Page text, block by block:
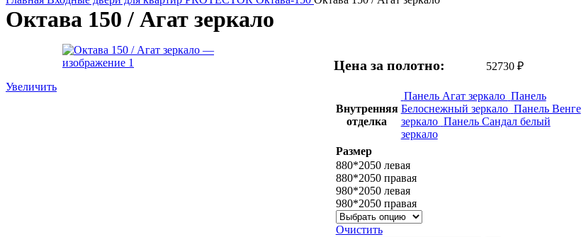
Октава 150 / Агат зеркало
Увеличить
Цена за полотно: 52730 ₽
Внутренняя
отделка
Панель Агат зеркало Панель
Белоснежный зеркало Панель Венге
зеркало Панель Сандал белый
зеркало
Размер
880*2050 левая
880*2050 правая
980*2050 левая
980*2050 правая
Очистить